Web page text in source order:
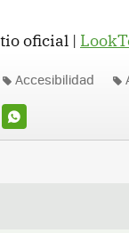
oficial |
WHATSAPP
Accesibilidad